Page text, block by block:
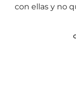
con ellas y no